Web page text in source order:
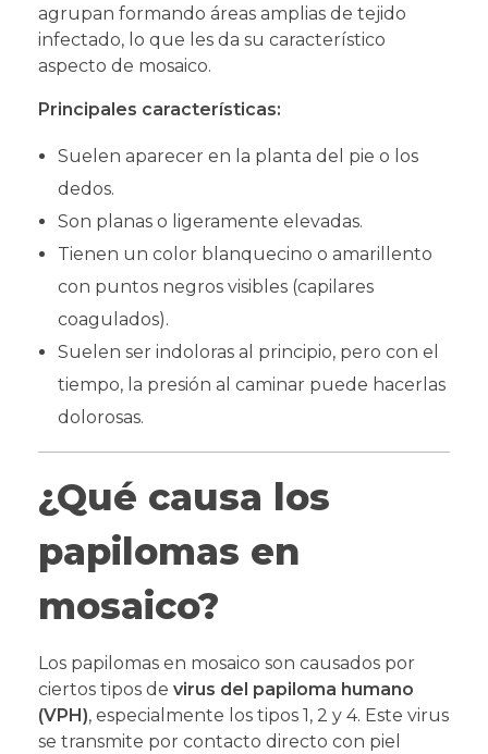
agrupan formando áreas amplias de tejido
infectado, lo que les da su característico
aspecto de mosaico.
Principales características:
Suelen aparecer en la planta del pie o los
dedos.
Son planas o ligeramente elevadas.
Tienen un color blanquecino o amarillento
con puntos negros visibles (capilares
coagulados).
Suelen ser indoloras al principio, pero con el
tiempo, la presión al caminar puede hacerlas
dolorosas.
¿Qué causa los
papilomas en
mosaico?
Los papilomas en mosaico son causados por
ciertos tipos de virus del papiloma humano
(VPH), especialmente los tipos 1, 2 y 4. Este virus
se transmite por contacto directo con piel